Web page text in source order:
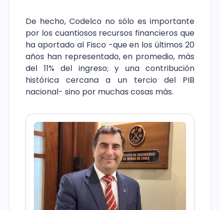
De hecho, Codelco no sólo es importante
por los cuantiosos recursos financieros que
ha aportado al Fisco -que en los últimos 20
años han representado, en promedio, más
del 11% del ingreso; y una contribución
histórica cercana a un tercio del PIB
nacional- sino por muchas cosas más.